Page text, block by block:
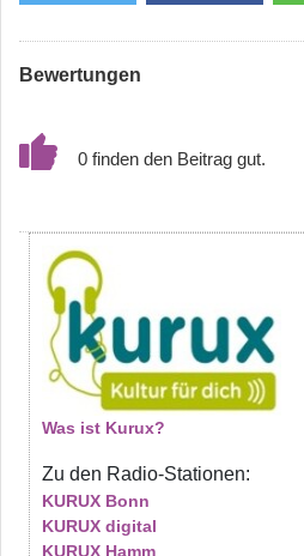
Bewertungen
0
Was ist Kurux?
Zu den Radio-Stationen:
KURUX Bonn
KURUX digital
KURUX Hamm